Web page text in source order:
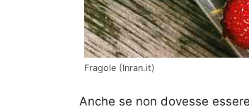
Fragole (Inran.it)
Anche se non dovesse